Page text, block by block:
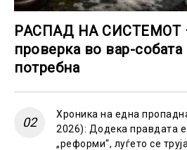
РАСПАД НА СИСТЕМОТ
проверка во вар-собата
потребна
Хроника на една
2026): Додека правдата
„реформи“, луѓето се